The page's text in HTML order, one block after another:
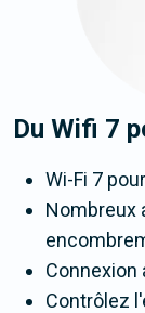
Du Wifi 7
Wi-Fi 7
Nombreux
Connexion
Contrôlez